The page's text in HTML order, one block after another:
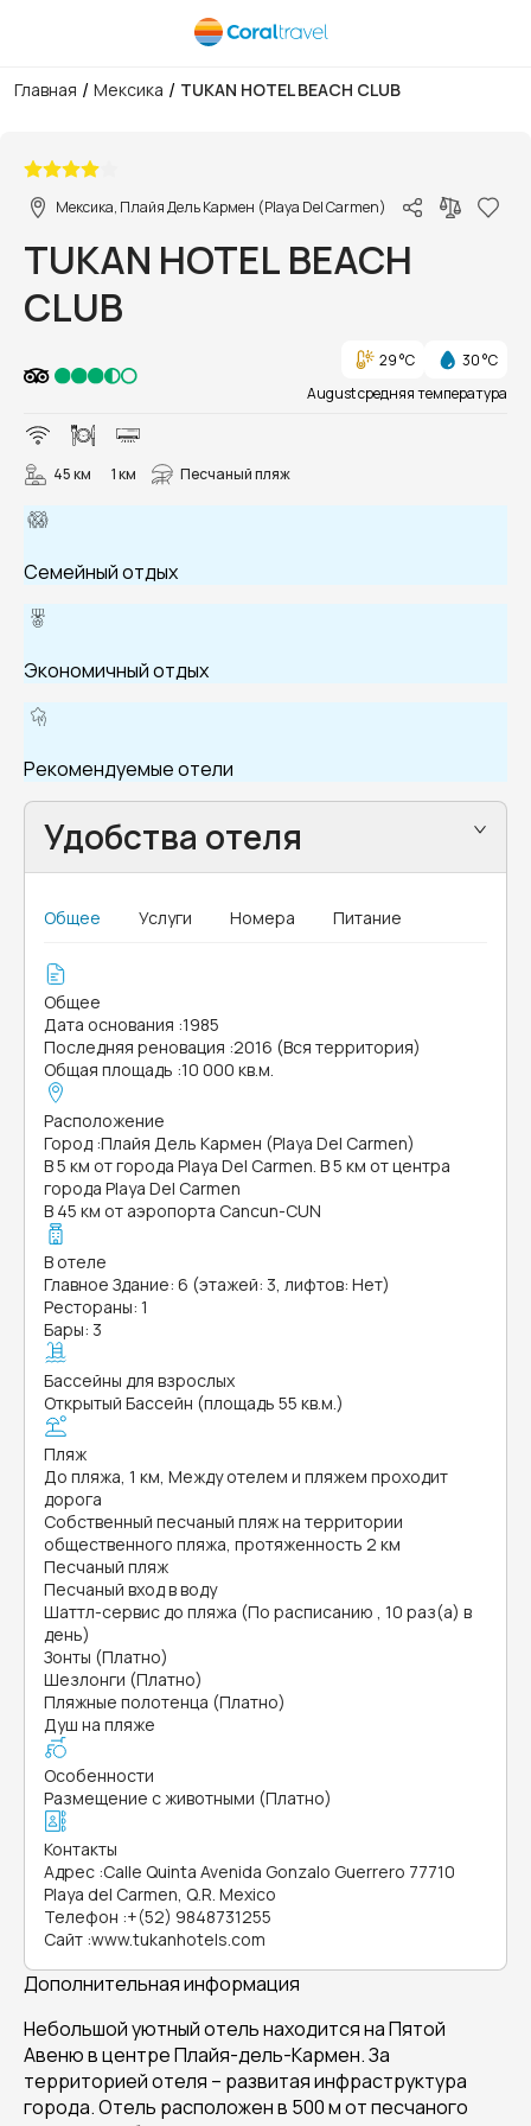
Главная / Мексика / TUKAN HOTEL BEACH CLUB
Мексика, Плайя Дель Кармен (Playa Del Carmen)
TUKAN HOTEL BEACH
CLUB
29 °C
30 °C
August средняя температура
45 км 1 км Песчаный пляж
Семейный отдых
Экономичный отдых
Рекомендуемые отели
Удобства отеля
Общее Услуги Номера Питание
Общее
Дата основания :1985
Последняя реновация :2016 (Вся территория)
Общая площадь :10 000 кв.м.
Расположение
Город :Плайя Дель Кармен (Playa Del Carmen)
В 5 км от города Playa Del Carmen. В 5 км от центра
города Playa Del Carmen
В 45 км от аэропорта Cancun-CUN
В отеле
Главное Здание: 6 (этажей: 3, лифтов: Нет)
Рестораны: 1
Бары: 3
Бассейны для взрослых
Открытый Бассейн (площадь 55 кв.м.)
Пляж
До пляжа, 1 км, Между отелем и пляжем проходит
дорога
Собственный песчаный пляж на территории
общественного пляжа, протяженность 2 км
Песчаный пляж
Песчаный вход в воду
Шаттл-сервис до пляжа (По расписанию , 10 раз(а) в
день)
Зонты (Платно)
Шезлонги (Платно)
Пляжные полотенца (Платно)
Душ на пляже
Особенности
Размещение с животными (Платно)
Контакты
Адрес :Calle Quinta Avenida Gonzalo Guerrero 77710
Playa del Carmen, Q.R. Mexico
Телефон :+(52) 9848731255
Сайт :www.tukanhotels.com
Дополнительная информация
Небольшой уютный отель находится на Пятой
Авеню в центре Плайя-дель-Кармен. За
территорией отеля – развитая инфраструктура
города. Отель расположен в 500 м от песчаного